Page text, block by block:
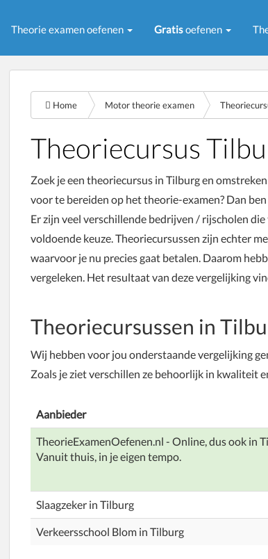
Theorie examen oefenen Gratisoefenen
Home Motor theorie examen
Theoriecursus
Zoek je een theoriecursus in Tilburg en
voor te bereiden op het theorie-examen? Dan
Er zijn veel verschillende bedrijven / rijscholen
voldoende keuze. Theoriecursussen zijn echter
waarvoor je nu precies gaat betalen. Daarom
vergeleken. Het resultaat van deze vergelijking
Theoriecursussen in
Wij hebben voor jou onderstaande vergelijking
Zoals je ziet verschillen ze behoorlijk in kwaliteit
Aanbieder
TheorieExamenOefenen.nl - Online, dus ook in
Vanuit thuis, in je eigen tempo.
Slaagzeker in Tilburg
Verkeersschool Blom in Tilburg